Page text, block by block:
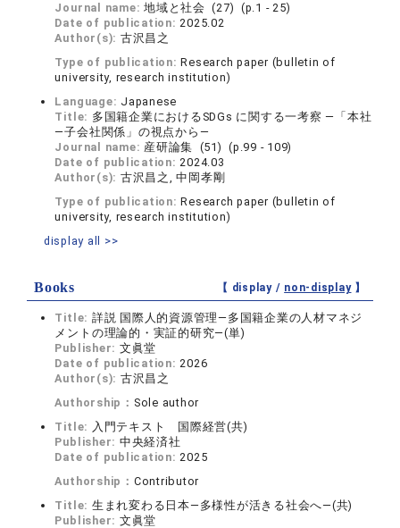
Journal name:地域と社会 (27) (p.1 - 25)
Date of publication:2025.02
Author(s): 古沢昌之
Type of publication:Research paper (bulletin of
university, research institution)
Language: Japanese
Title: 多国籍企業におけるSDGs に関する一考察 ―「本社
―子会社関係」の視点から―
Journal name: 産研論集 (51) (p.99 - 109)
Date of publication:2024.03
Author(s): 古沢昌之, 中岡孝剛
Type of publication:Research paper (bulletin of
university, research institution)
display all >>
Books 【 display / non-display】
Title: 詳説 国際人的資源管理―多国籍企業の人材マネジ
メントの理論的・実証的研究―(単)
Publisher: 文眞堂
Date of publication:2026
Author(s): 古沢昌之
Authorship： Sole author
Title: 入門テキスト 国際経営(共)
Publisher: 中央経済社
Date of publication:2025
Authorship： Contributor
Title: 生まれ変わる日本―多様性が活きる社会へ―(共)
Publisher: 文眞堂